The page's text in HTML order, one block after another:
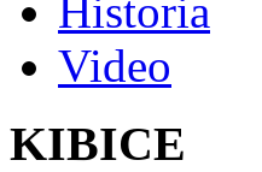
Historia
Video
KIBICE